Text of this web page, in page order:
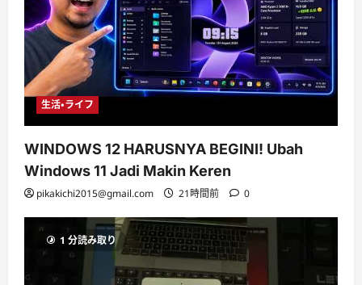
生活・ライフ
WINDOWS 12 HARUSNYA BEGINI! Ubah
Windows 11 Jadi Makin Keren
pikakichi2015@gmail.com 21時間前 0
1 分読み取り